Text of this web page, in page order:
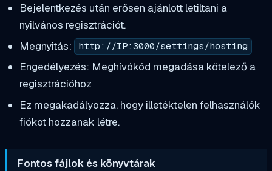
Bejelentkezés után erősen ajánlott letiltani a
nyilvános regisztrációt.
Megnyitás:
http://IP:3000/settings/hosting
Engedélyezés: Meghívókód megadása kötelező a
regisztrációhoz
Ez megakadályozza, hogy illetéktelen felhasználók
fiókot hozzanak létre.
Fontos fájlok és könyvtárak